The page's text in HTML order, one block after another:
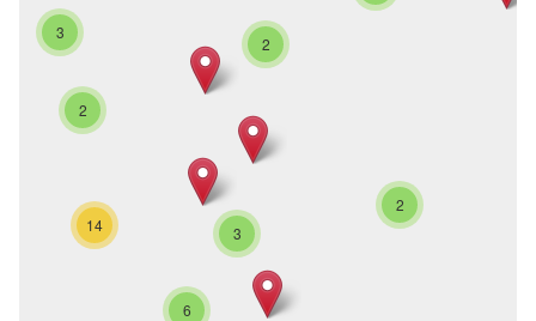
2
2
2
3
6
3
14